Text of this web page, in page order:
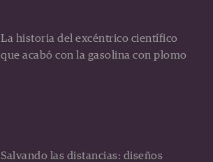
La historia del excéntrico científico
que acabó con la gasolina con plomo
Salvando las distancias: diseños